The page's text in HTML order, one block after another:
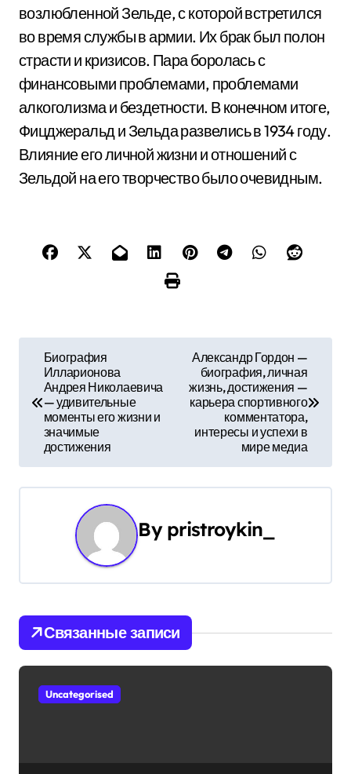
возлюбленной Зельде, с которой встретился
во время службы в армии. Их брак был полон
страсти и кризисов. Пара боролась с
финансовыми проблемами, проблемами
алкоголизма и бездетности. В конечном итоге,
Фицджеральд и Зельда развелись в 1934 году.
Влияние его личной жизни и отношений с
Зельдой на его творчество было очевидным.
г
и
я
п
о
Биография
Илларионова
Андрея Николаевича
— удивительные
моменты его жизни и
значимые
достижения
Александр Гордон —
биография, личная
жизнь, достижения —
карьера спортивного
комментатора,
интересы и успехи в
мире медиа
By pristroykin_
Связанные записи
Uncategorised